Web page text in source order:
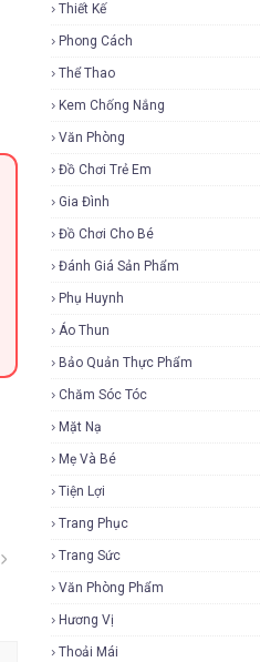
Thiết Kế
Phong Cách
Thể Thao
Kem Chống Nắng
Văn Phòng
Đồ Chơi Trẻ Em
Gia Đình
Đồ Chơi Cho Bé
Đánh Giá Sản Phẩm
Phụ Huynh
Áo Thun
Bảo Quản Thực Phẩm
Chăm Sóc Tóc
Mặt Nạ
Mẹ Và Bé
Tiện Lợi
Trang Phục
Trang Sức
Văn Phòng Phẩm
Hương Vị
Thoải Mái